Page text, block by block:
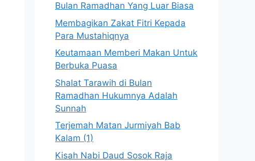
Bulan Ramadhan Yang Luar Biasa
Membagikan Zakat Fitri Kepada
Para Mustahiqnya
Keutamaan Memberi Makan Untuk
Berbuka Puasa
Shalat Tarawih di Bulan
Ramadhan Hukumnya Adalah
Sunnah
Terjemah Matan Jurmiyah Bab
Kalam (1)
Kisah Nabi Daud Sosok Raja